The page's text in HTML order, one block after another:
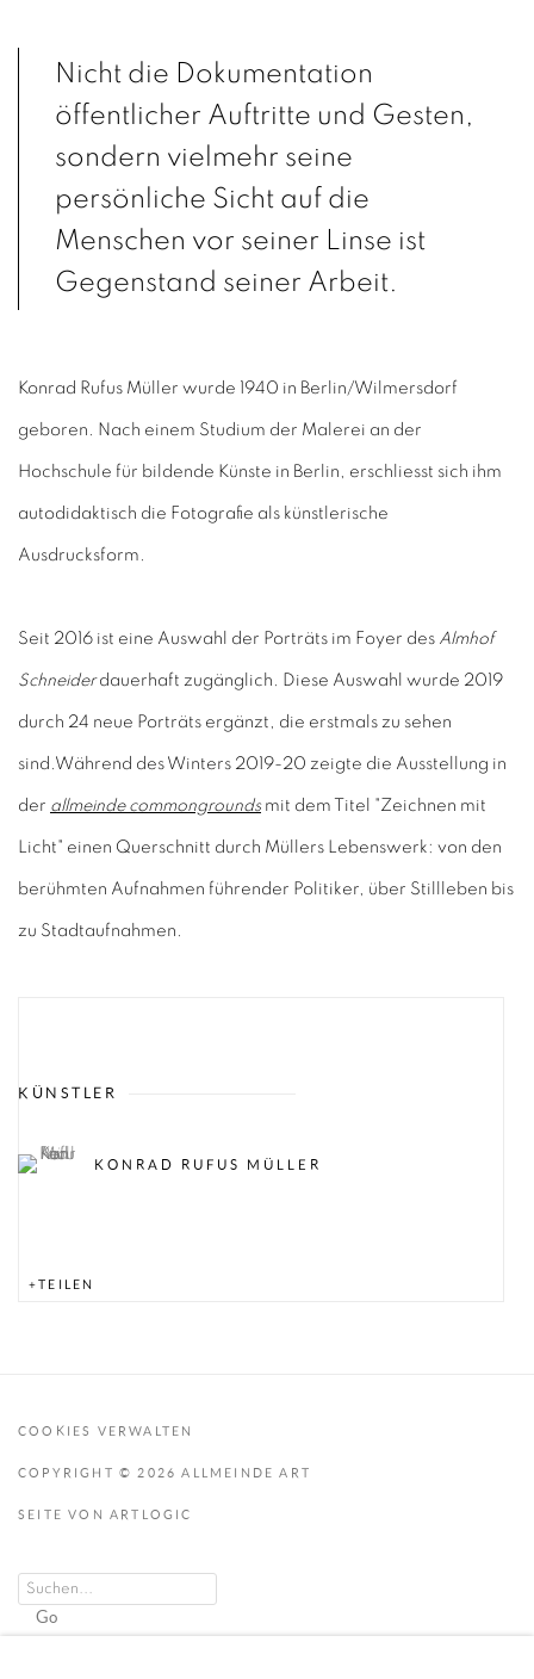
Nicht die Dokumentation
öffentlicher Auftritte und Gesten,
sondern vielmehr seine
persönliche Sicht auf die
Menschen vor seiner Linse ist
Gegenstand seiner Arbeit.
Konrad Rufus Müller wurde 1940 in Berlin/Wilmersdorf
geboren. Nach einem Studium der Malerei an der
Hochschule für bildende Künste in Berlin, erschliesst sich ihm
autodidaktisch die Fotografie als künstlerische
Ausdrucksform.
Seit 2016 ist eine Auswahl der Porträts im Foyer des Almhof
Schneiderdauerhaft zugänglich. Diese Auswahl wurde 2019
durch 24 neue Porträts ergänzt, die erstmals zu sehen
sind.Während des Winters 2019-20 zeigte die Ausstellung in
der allmeinde commongroundsmit dem Titel "Zeichnen mit
Licht" einen Querschnitt durch Müllers Lebenswerk: von den
berühmten Aufnahmen führender Politiker, über Stillleben bis
zu Stadtaufnahmen.
KÜNSTLER
KONRAD RUFUS MÜLLER
TEILEN
COOKIES VERWALTEN
COPYRIGHT © 2026 ALLMEINDE ART
SEITE VON ARTLOGIC
Go